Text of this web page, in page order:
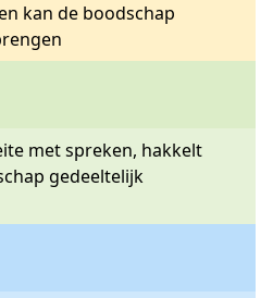
kan de boodschap
met spreken, hakkelt
gedeeltelijk